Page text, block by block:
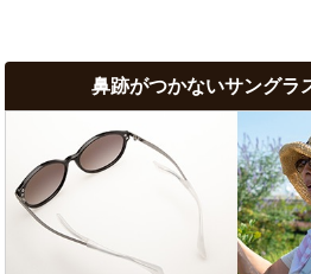
鼻跡がつかないサングラ